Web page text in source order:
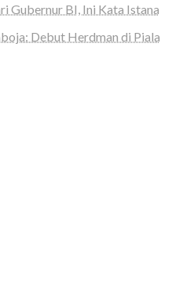
Gubernur BI, Ini Kata Istana
Debut Herdman di Piala